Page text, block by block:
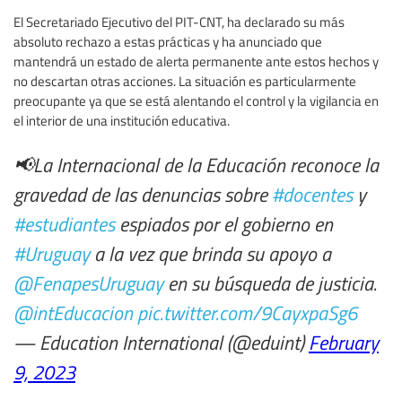
El Secretariado Ejecutivo del PIT-CNT, ha declarado su más
absoluto rechazo a estas prácticas y ha anunciado que
mantendrá un estado de alerta permanente ante estos hechos y
no descartan otras acciones. La situación es particularmente
preocupante ya que se está alentando el control y la vigilancia en
el interior de una institución educativa.
📢La Internacional de la Educación reconoce la
gravedad de las denuncias sobre#docentesy
#estudiantesespiados por el gobierno en
#Uruguaya la vez que brinda su apoyo a
@FenapesUruguayen su búsqueda de justicia.
@intEducacion pic.twitter.com/9CayxpaSg6
— Education International (@eduint)February
9, 2023